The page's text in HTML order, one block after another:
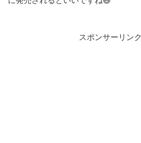
スポンサーリンク